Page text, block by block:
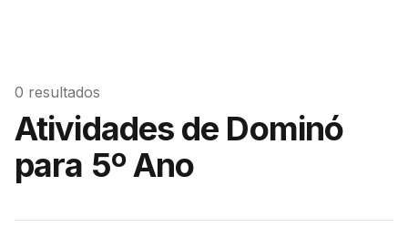
0 resultados
Atividades de Dominó
para 5º Ano